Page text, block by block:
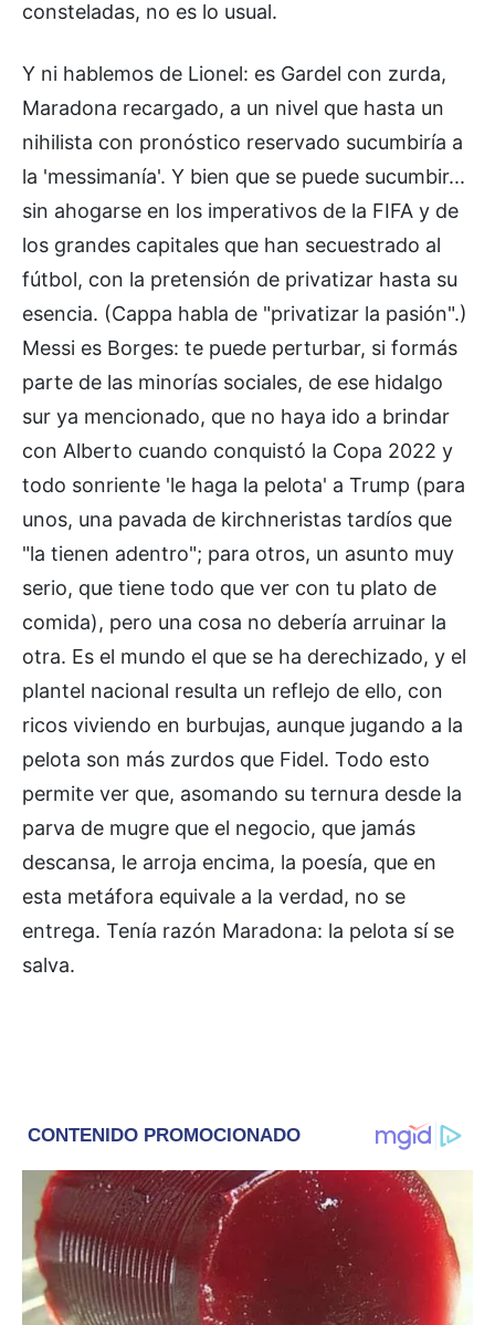
consteladas, no es lo usual.
Y ni hablemos de Lionel: es Gardel con zurda,
Maradona recargado, a un nivel que hasta un
nihilista con pronóstico reservado sucumbiría a
la 'messimanía'. Y bien que se puede sucumbir...
sin ahogarse en los imperativos de la FIFA y de
los grandes capitales que han secuestrado al
fútbol, con la pretensión de privatizar hasta su
esencia. (Cappa habla de "privatizar la pasión".)
Messi es Borges: te puede perturbar, si formás
parte de las minorías sociales, de ese hidalgo
sur ya mencionado, que no haya ido a brindar
con Alberto cuando conquistó la Copa 2022 y
todo sonriente 'le haga la pelota' a Trump (para
unos, una pavada de kirchneristas tardíos que
"la tienen adentro"; para otros, un asunto muy
serio, que tiene todo que ver con tu plato de
comida), pero una cosa no debería arruinar la
otra. Es el mundo el que se ha derechizado, y el
plantel nacional resulta un reflejo de ello, con
ricos viviendo en burbujas, aunque jugando a la
pelota son más zurdos que Fidel. Todo esto
permite ver que, asomando su ternura desde la
parva de mugre que el negocio, que jamás
descansa, le arroja encima, la poesía, que en
esta metáfora equivale a la verdad, no se
entrega. Tenía razón Maradona: la pelota sí se
salva.